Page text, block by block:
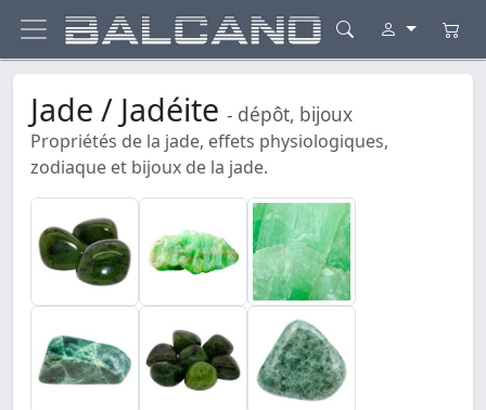
Jade / Jadéite - dépôt, bijoux
Propriétés de la jade, effets physiologiques,
zodiaque et bijoux de la jade.